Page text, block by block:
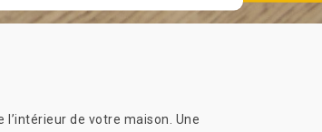
de votre maison. Une